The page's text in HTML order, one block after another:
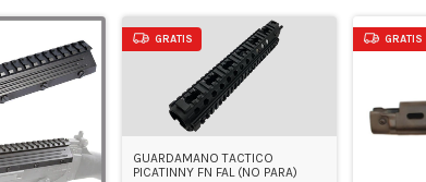
GRATIS
GUARDAMANO TACTICO
PICATINNY FN FAL (NO PARA)
GRATIS